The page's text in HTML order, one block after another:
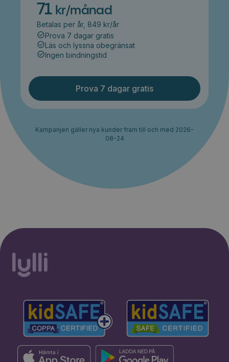
71 kr/månad
Betalas per år, 849 kr/år
Prova 7 dagar gratis
Läs och lyssna obegränsat
Ingen bindningstid
Prova 7 dagar gratis
Kampanjen gäller nya kunder fram till och med 2026-
08-24